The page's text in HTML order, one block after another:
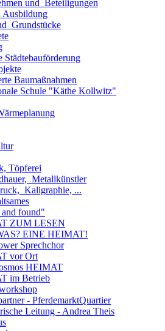
und ­ Beteiligungen
Ausbildung
Grundstücke
Städtebauförderung
Baumaßnahmen
Schule "Käthe Kollwitz"
Töpferei
Metallkünstler
Kaligraphie, ...
found"
ZUM LESEN
EINE HEIMAT!
Sprechchor
vor Ort
HEIMAT
im Betrieb
- PferdemarktQuartier
Leitung - Andrea Theis